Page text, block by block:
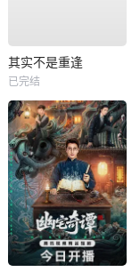
其实不是重逢
已完结